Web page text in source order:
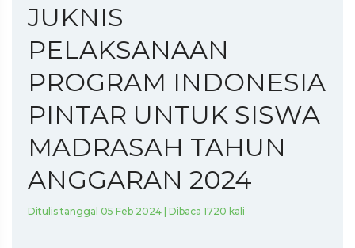
JUKNIS
PELAKSANAAN
PROGRAM INDONESIA
PINTAR UNTUK SISWA
MADRASAH TAHUN
ANGGARAN 2024
Ditulis tanggal 05 Feb 2024 | Dibaca 1720 kali